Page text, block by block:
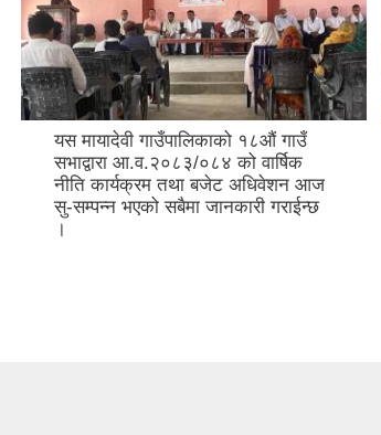
यस मायादेवी गाउँपालिकाको १८औं गाउँ
सभाद्वारा आ.व.२०८३/०८४ को वार्षिक
नीति कार्यक्रम तथा बजेट अधिवेशन आज
सु-सम्पन्न भएको सबैमा जानकारी गराईन्छ
।